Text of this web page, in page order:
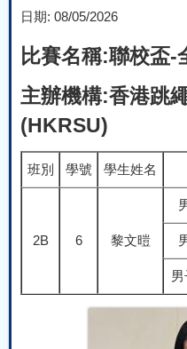
日期: 08/05/2026
比賽名稱:聯校盃-
主辦機構:香港跳
(HKRSU)
班別 學號 學生姓名
2B 6 黎文暟